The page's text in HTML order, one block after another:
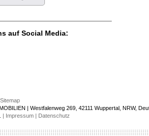
auf Social Media:
Sitemap
| Westfalenweg 269, 42111 Wuppertal, NRW,
| Impressum | Datenschutz